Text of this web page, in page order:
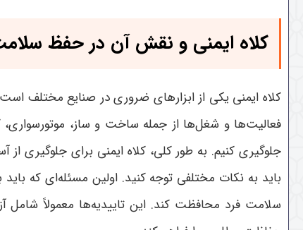
کلاه ایمنی و نقش آن در حفظ
کلاه ایمنی یکی از ابزارهای ضروری در صنایع مختلف
فعالیت‌ها و شغل‌ها از جمله ساخت و ساز،
جلوگیری کنیم. به طور کلی، کلاه ایمنی برای
باید به نکات مختلفی توجه کنید. اولین مسئله‌ای که
سلامت فرد محافظت کند. این تاییدیه‌ها معمولاً شامل